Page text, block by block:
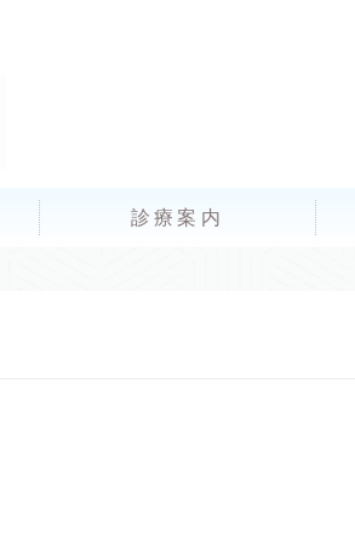
診療案内